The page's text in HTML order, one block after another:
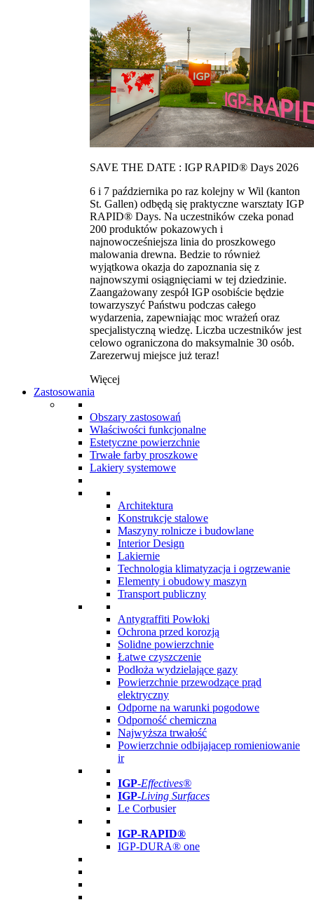
SAVE THE DATE : IGP RAPID® Days 2026
6 i 7 października po raz kolejny w Wil (kanton
St. Gallen) odbędą się praktyczne warsztaty IGP
RAPID® Days. Na uczestników czeka ponad
200 produktów pokazowych i
najnowocześniejsza linia do proszkowego
malowania drewna. Bedzie to również
wyjątkowa okazja do zapoznania się z
najnowszymi osiągnięciami w tej dziedzinie.
Zaangażowany zespół IGP osobiście będzie
towarzyszyć Państwu podczas całego
wydarzenia, zapewniając moc wrażeń oraz
specjalistyczną wiedzę. Liczba uczestników jest
celowo ograniczona do maksymalnie 30 osób.
Zarezerwuj miejsce już teraz!
Więcej
Zastosowania
Obszary zastosowań
Właściwości funkcjonalne
Estetyczne powierzchnie
Trwałe farby proszkowe
Lakiery systemowe
Architektura
Konstrukcje stalowe
Maszyny rolnicze i budowlane
Interior Design
Lakiernie
Technologia klimatyzacja i ogrzewanie
Elementy i obudowy maszyn
Transport publiczny
Antygraffiti Powłoki
Ochrona przed korozją
Solidne powierzchnie
Łatwe czyszczenie
Podłoża wydzielające gazy
Powierzchnie przewodzące prąd
elektryczny
Odporne na warunki pogodowe
Odporność chemiczna
Najwyższa trwałość
Powierzchnie odbijajacep romieniowanie
ir
IGP-Effectives®
IGP-Living Surfaces
Le Corbusier
IGP-RAPID®
IGP-DURA® one